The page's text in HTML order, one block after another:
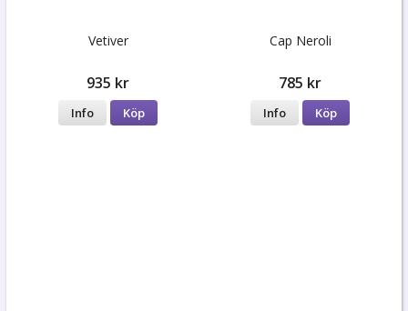
Vetiver
935 kr
Info Köp
Cap Neroli
785 kr
Info Köp